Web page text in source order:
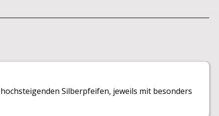
Silberpfeifen, jeweils mit besonders